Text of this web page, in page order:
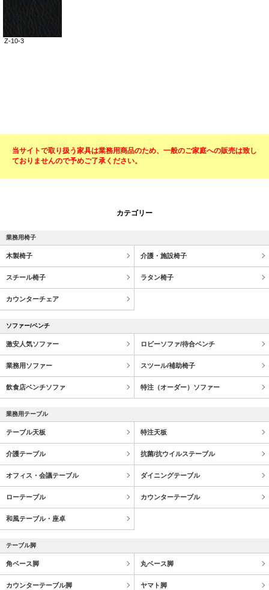
当サイトで取り扱う家具は業務用商品のため、一般のご家庭への販売は致し
ておりませんので予めご了承ください。
カテゴリー
業務用椅子
木製椅子 介護・施設椅子
スチール椅子 ラタン椅子
カウンターチェア
ソファー/ベンチ
激安人気ソファー ロビーソファ/待合ベンチ
業務用ソファー スツール/補助椅子
飲食店ベンチソファ 特注（オーダー）ソファー
業務用テーブル
テーブル天板 特注天板
介護テーブル 抗菌/抗ウイルステーブル
オフィス・会議テーブル ダイニングテーブル
ローテーブル カウンターテーブル
和風テーブル・座卓
テーブル脚
角ベース脚 丸ベース脚
カウンターテーブル脚 ヤマト脚